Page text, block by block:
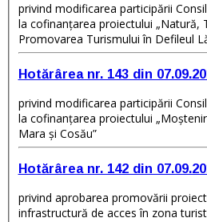
privind modificarea participării
la cofinanţarea proiectului „Natură, Tradiţie, Aventură –
Promovarea Turismului în Defileul
Hotărârea nr. 143 din
privind modificarea participării
la cofinanţarea proiectului „Moştenire maramureşeană între
Mara şi Cosău”
Hotărârea nr. 142 din
privind aprobarea promovării
infrastructură de acces în zona